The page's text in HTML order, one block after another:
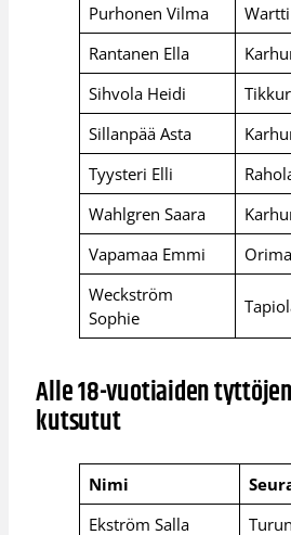
Purhonen Vilma
Rantanen Ella
Sihvola Heidi
Sillanpää Asta
Tyysteri Elli
Wahlgren Saara
Vapamaa Emmi
Weckström
Sophie
Alle 18-vuotiaiden
kutsutut
Nimi
Ekström Salla